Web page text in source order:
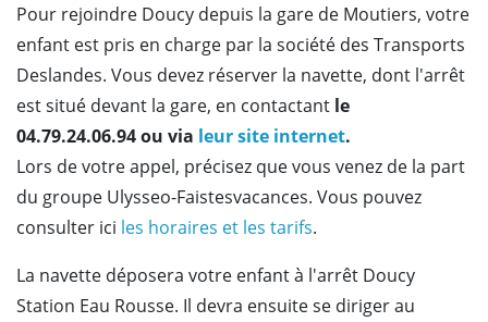
Pour rejoindre Doucy depuis la gare de Moutiers, votre
enfant est pris en charge par la société des Transports
Deslandes. Vous devez réserver la navette, dont l'arrêt
est situé devant la gare, en contactant le
04.79.24.06.94 ou via leur site internet.
Lors de votre appel, précisez que vous venez de la part
du groupe Ulysseo-Faistesvacances. Vous pouvez
consulter ici les horaires et les tarifs.
La navette déposera votre enfant à l'arrêt Doucy
Station Eau Rousse. Il devra ensuite se diriger au